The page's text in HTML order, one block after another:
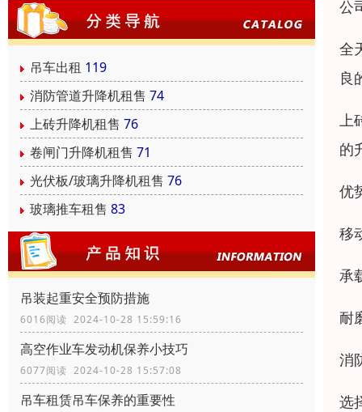
吊车出租 119
消防管道升降机租售 74
上砖升降机租售 76
卷闸门升降机租售 71
光伏板/玻璃升降机租售 76
玻璃推车租售 83
吊装起重安全预防措施
6016阅读 2024-10-28 15:59:16
高空作业车发动机保养小技巧
6077阅读 2024-10-28 15:57:08
吊车租赁吊车保养的重要性
公
全
良
上
的
优
移
承
耐
消
选